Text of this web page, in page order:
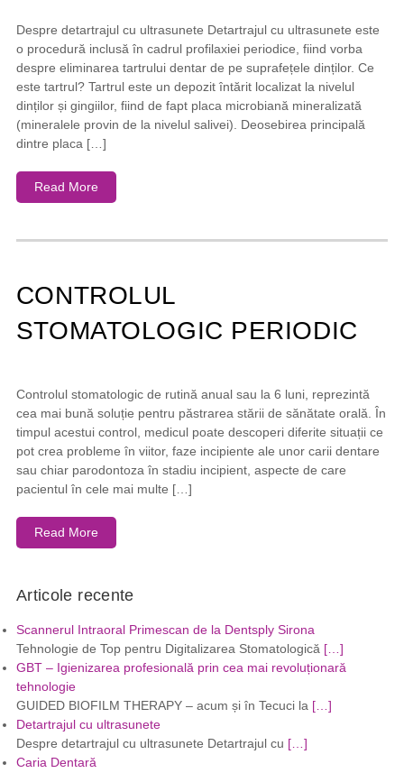
Despre detartrajul cu ultrasunete Detartrajul cu ultrasunete este
o procedură inclusă în cadrul profilaxiei periodice, fiind vorba
despre eliminarea tartrului dentar de pe suprafețele dinților. Ce
este tartrul? Tartrul este un depozit întărit localizat la nivelul
dinților și gingiilor, fiind de fapt placa microbiană mineralizată
(mineralele provin de la nivelul salivei). Deosebirea principală
dintre placa […]
Read More
CONTROLUL
STOMATOLOGIC PERIODIC
Controlul stomatologic de rutină anual sau la 6 luni, reprezintă
cea mai bună soluție pentru păstrarea stării de sănătate orală. În
timpul acestui control, medicul poate descoperi diferite situații ce
pot crea probleme în viitor, faze incipiente ale unor carii dentare
sau chiar parodontoza în stadiu incipient, aspecte de care
pacientul în cele mai multe […]
Read More
Articole recente
Scannerul Intraoral Primescan de la Dentsply Sirona
Tehnologie de Top pentru Digitalizarea Stomatologică […]
GBT – Igienizarea profesională prin cea mai revoluționară
tehnologie
GUIDED BIOFILM THERAPY – acum și în Tecuci la […]
Detartrajul cu ultrasunete
Despre detartrajul cu ultrasunete Detartrajul cu […]
Caria Dentară